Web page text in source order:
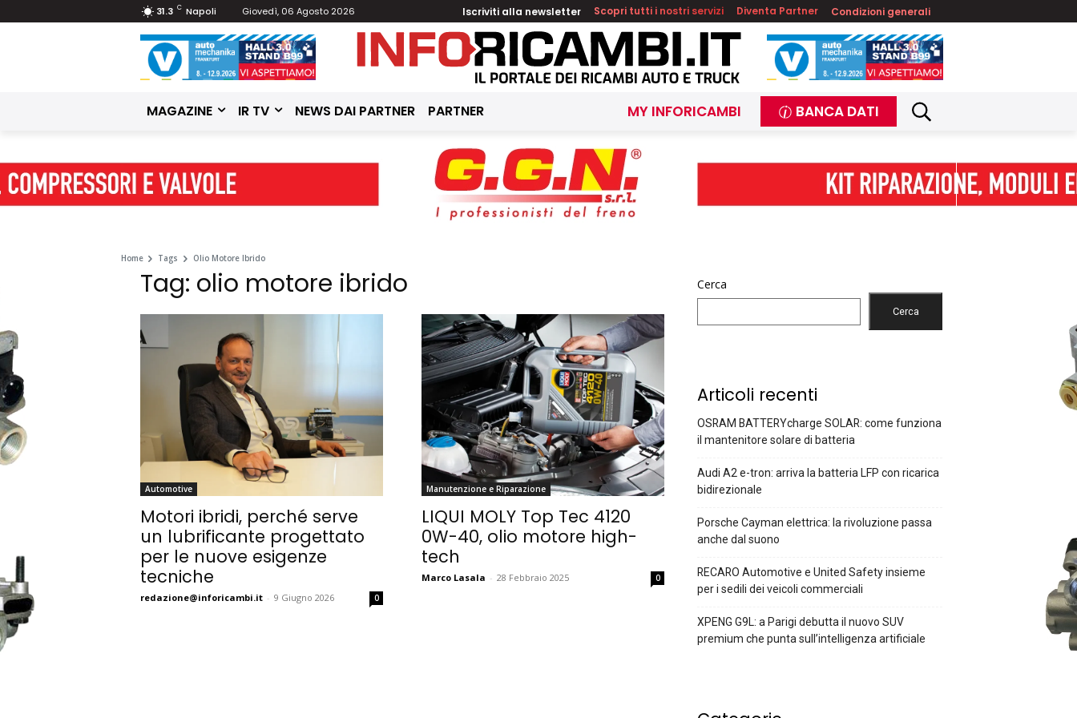
31.3 C Napoli Giovedì, 06 Agosto 2026 Iscriviti alla newsletter Scopri tutti i nostri servizi Diventa Partner Condizioni generali
MAGAZINE IR TV NEWS DAI PARTNER PARTNER MY INFORICAMBI BANCA DATI
Home Tags Olio Motore Ibrido
Tag: olio motore ibrido
Automotive
Motori ibridi, perché serve
un lubrificante progettato
per le nuove esigenze
tecniche
redazione@inforicambi.it - 9 Giugno 2026 0
Manutenzione e Riparazione
LIQUI MOLY Top Tec 4120
0W-40, olio motore high-
tech
Marco Lasala - 28 Febbraio 2025 0
Cerca
Cerca
Articoli recenti
OSRAM BATTERYcharge SOLAR: come funziona
il mantenitore solare di batteria
Audi A2 e-tron: arriva la batteria LFP con ricarica
bidirezionale
Porsche Cayman elettrica: la rivoluzione passa
anche dal suono
RECARO Automotive e United Safety insieme
per i sedili dei veicoli commerciali
XPENG G9L: a Parigi debutta il nuovo SUV
premium che punta sull’intelligenza artificiale